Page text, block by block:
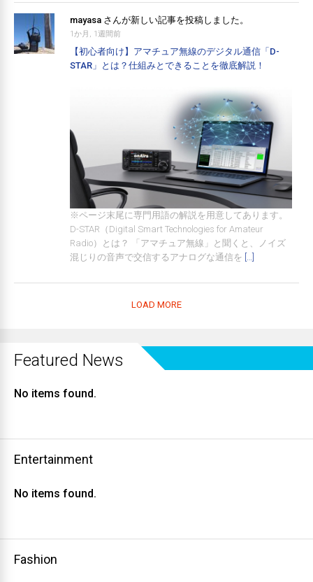
mayasa さんが新しい記事を投稿しました。
1か月, 1週間前
【初心者向け】アマチュア無線のデジタル通信「D-
STAR」とは？仕組みとできることを徹底解説！
※ページ末尾に専門用語の解説を用意してあります。
D-STAR（Digital Smart Technologies for Amateur
Radio）とは？ 「アマチュア無線」と聞くと、ノイズ
混じりの音声で交信するアナログな通信を […]
LOAD MORE
Featured News
No items found.
Entertainment
No items found.
Fashion